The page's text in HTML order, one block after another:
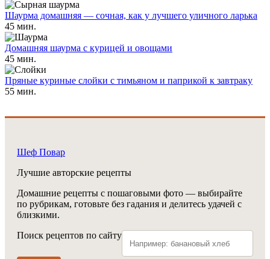
Шаурма домашняя — сочная, как у лучшего уличного ларька
45 мин.
Домашняя шаурма с курицей и овощами
45 мин.
Пряные куриные слойки с тимьяном и паприкой к завтраку
55 мин.
Шеф Повар
Лучшие авторские рецепты
Домашние рецепты с пошаговыми фото — выбирайте
по рубрикам, готовьте без гадания и делитесь удачей с
близкими.
Поиск рецептов по сайту